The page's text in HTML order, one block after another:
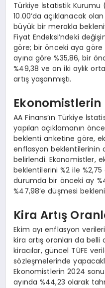
Türkiye İstatistik Kurumu
10.00’da açıklanacak
büyük bir merakla
Fiyat Endeksi’ndeki
göre; bir önceki aya göre
ayına göre %35,86, bir
%49,38 ve on iki aylık
artış yaşanmıştı.
AA Finans’ın Türkiye
yapılan açıklamanın
beklenti anketine göre,
enflasyon beklentilerinin
belirlendi. Ekonomistler,
beklentilerini %2 ile %2,75
durumda bir önceki ay
%47,98’e düşmesi
Kira Artış
Ekim ayı enflasyon
kira artış oranları da
kiracılar, güncel TÜFE
sözleşmelerinde
Ekonomistlerin 2024
ayında %44,23 olarak